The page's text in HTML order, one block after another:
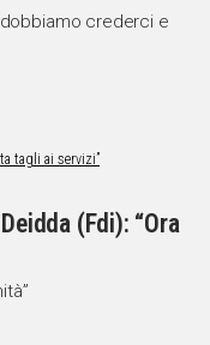
dobbiamo crederci e
(Fdi): “Ora